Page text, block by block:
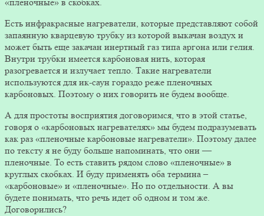
«пленочные» в скобках.
Есть инфракрасные нагреватели, которые представляют собой
запаянную кварцевую трубку из которой выкачан воздух и
может быть еще закачан инертный газ типа аргона или гелия.
Внутри трубки имеется карбоновая нить, которая
разогревается и излучает тепло. Такие нагреватели
используются для ик-саун гораздо реже пленочных
карбоновых. Поэтому о них говорить не будем вообще.
А для простоты восприятия договоримся, что в этой статье,
говоря о «карбоновых нагревателях» мы будем подразумевать
как раз «пленочные карбоновые нагреватели». Поэтому далее
по тексту я не буду больше напоминать, что они —
пленочные. То есть ставить рядом слово «пленочные» в
круглых скобках. И буду применять оба термина –
«карбоновые» и «пленочные». Но по отдельности. А вы
будете понимать, что речь идет об одном и том же.
Договорились?